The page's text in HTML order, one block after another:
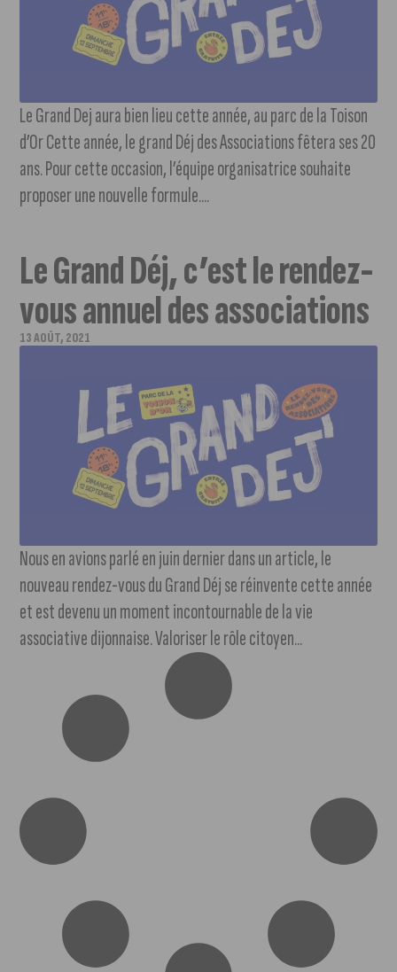
Le Grand Dej aura bien lieu cette année, au parc de la Toison
d’Or Cette année, le grand Déj des Associations fêtera ses 20
ans. Pour cette occasion, l’équipe organisatrice souhaite
proposer une nouvelle formule....
Le Grand Déj, c’est le rendez-
vous annuel des associations
13 AOÛT, 2021
Nous en avions parlé en juin dernier dans un article, le
nouveau rendez-vous du Grand Déj se réinvente cette année
et est devenu un moment incontournable de la vie
associative dijonnaise. Valoriser le rôle citoyen...